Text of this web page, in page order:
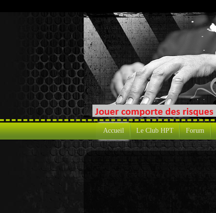
Accueil Le Club HPT Forum